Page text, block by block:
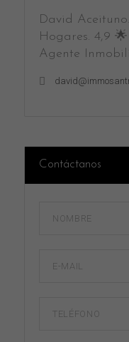
David
Hogares. 4,9
Agente
Contáctanos